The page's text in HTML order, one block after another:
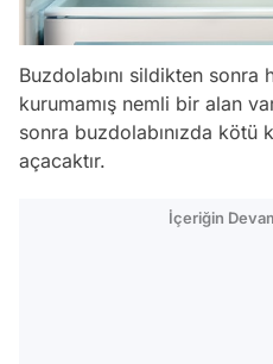
Buzdolabını sildikten sonra
kurumamış nemli bir alan
sonra buzdolabınızda kötü
açacaktır.
İçeriğin